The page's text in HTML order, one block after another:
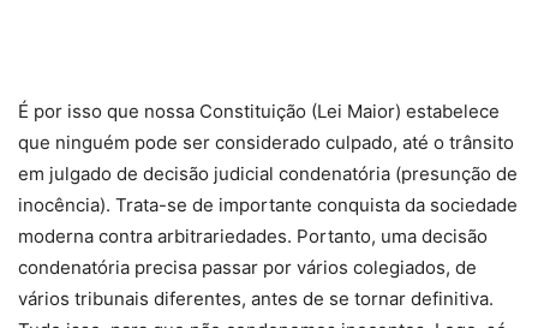
É por isso que nossa Constituição (Lei Maior) estabelece
que ninguém pode ser considerado culpado, até o trânsito
em julgado de decisão judicial condenatória (presunção de
inocência). Trata-se de importante conquista da sociedade
moderna contra arbitrariedades. Portanto, uma decisão
condenatória precisa passar por vários colegiados, de
vários tribunais diferentes, antes de se tornar definitiva.